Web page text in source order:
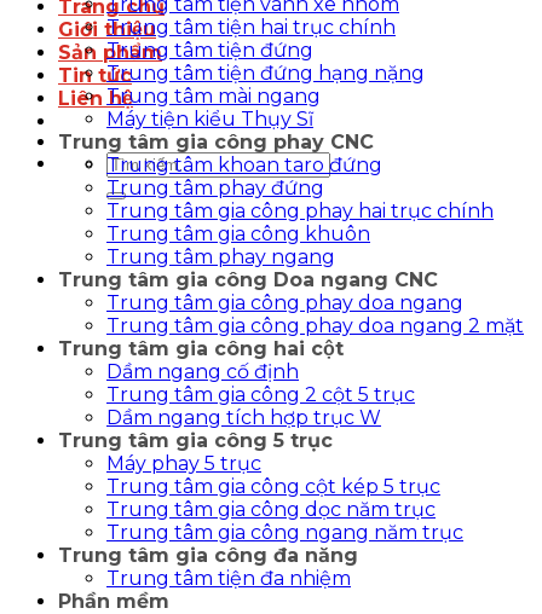
Trang chủ
Giới thiệu
Sản phẩm
Tin tức
Liên hệ
Tìm
kiếm:
Trung tâm tiện hai trục chính
Trung tâm tiện đứng
Trung tâm tiện đứng hạng nặng
Trung tâm mài ngang
Máy tiện kiểu Thụy Sĩ
Trung tâm gia công phay CNC
Trung tâm khoan taro đứng
Trung tâm phay đứng
Trung tâm gia công phay hai trục chính
Trung tâm gia công khuôn
Trung tâm phay ngang
Trung tâm gia công Doa ngang CNC
Trung tâm gia công phay doa ngang
Trung tâm gia công phay doa ngang 2 mặt
Trung tâm gia công hai cột
Dầm ngang cố định
Trung tâm gia công 2 cột 5 trục
Dầm ngang tích hợp trục W
Trung tâm gia công 5 trục
Máy phay 5 trục
Trung tâm gia công cột kép 5 trục
Trung tâm gia công dọc năm trục
Trung tâm gia công ngang năm trục
Trung tâm gia công đa năng
Trung tâm tiện đa nhiệm
Phần mềm